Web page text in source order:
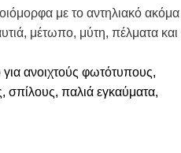
με το αντηλιακό ακόμα
μέτωπο, μύτη, πέλματα και
για ανοιχτούς φωτότυπους,
σπίλους, παλιά εγκαύματα,